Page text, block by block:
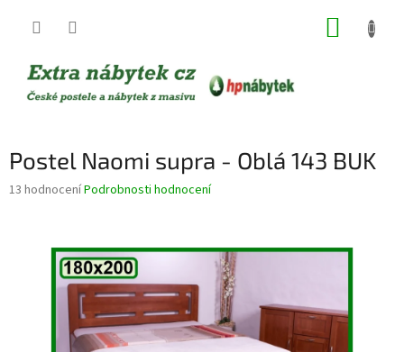
Postel Naomi supra - Oblá 143 BUK
Průměrné
13 hodnoceníPodrobnosti hodnocení